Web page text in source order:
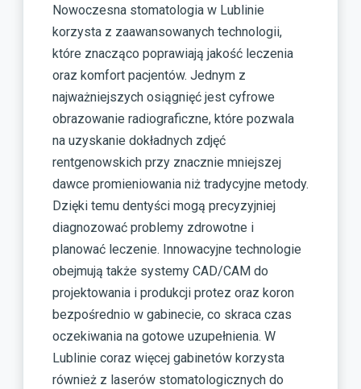
Nowoczesna stomatologia w Lublinie
korzysta z zaawansowanych technologii,
które znacząco poprawiają jakość leczenia
oraz komfort pacjentów. Jednym z
najważniejszych osiągnięć jest cyfrowe
obrazowanie radiograficzne, które pozwala
na uzyskanie dokładnych zdjęć
rentgenowskich przy znacznie mniejszej
dawce promieniowania niż tradycyjne metody.
Dzięki temu dentyści mogą precyzyjniej
diagnozować problemy zdrowotne i
planować leczenie. Innowacyjne technologie
obejmują także systemy CAD/CAM do
projektowania i produkcji protez oraz koron
bezpośrednio w gabinecie, co skraca czas
oczekiwania na gotowe uzupełnienia. W
Lublinie coraz więcej gabinetów korzysta
również z laserów stomatologicznych do